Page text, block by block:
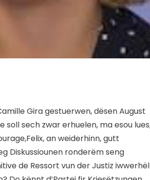
Gira gestuerwen, dësen August
sech zwar erhuelen, ma esou
an weiderhinn, gutt
Diskussiounen ronderëm seng
de Ressort vun der Justiz